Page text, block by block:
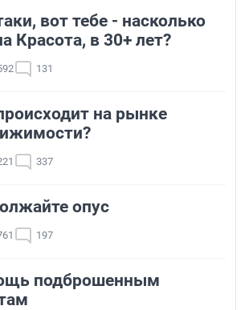
вот тебе - насколько
Красота, в 30+ лет?
131
на рынке
337
опус
197
подброшенным